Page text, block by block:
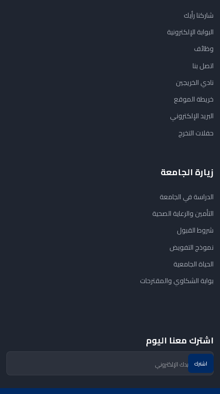
شاركنا رأيك
البوابة الإلكترونية
وظائف
اتصل بنا
نادي الخريجين
خريطة الموقع
البريد الإلكتروني
حفلات التخرج
زيارة الجامعة
الدراسة في الجامعة
التأمين والرعاية الصحية
شروط القبول
نموذج التفويض
الحياة الجامعية
بوابة الشكاوي والمقترحات
اشترك معنا اليوم